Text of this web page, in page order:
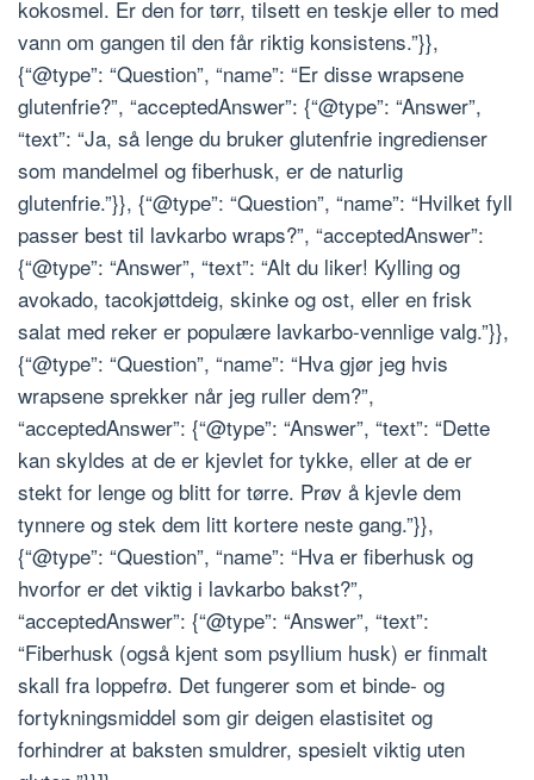
kokosmel. Er den for tørr, tilsett en teskje eller to med
vann om gangen til den får riktig konsistens.”}},
{“@type”: “Question”, “name”: “Er disse wrapsene
glutenfrie?”, “acceptedAnswer”: {“@type”: “Answer”,
“text”: “Ja, så lenge du bruker glutenfrie ingredienser
som mandelmel og fiberhusk, er de naturlig
glutenfrie.”}}, {“@type”: “Question”, “name”: “Hvilket fyll
passer best til lavkarbo wraps?”, “acceptedAnswer”:
{“@type”: “Answer”, “text”: “Alt du liker! Kylling og
avokado, tacokjøttdeig, skinke og ost, eller en frisk
salat med reker er populære lavkarbo-vennlige valg.”}},
{“@type”: “Question”, “name”: “Hva gjør jeg hvis
wrapsene sprekker når jeg ruller dem?”,
“acceptedAnswer”: {“@type”: “Answer”, “text”: “Dette
kan skyldes at de er kjevlet for tykke, eller at de er
stekt for lenge og blitt for tørre. Prøv å kjevle dem
tynnere og stek dem litt kortere neste gang.”}},
{“@type”: “Question”, “name”: “Hva er fiberhusk og
hvorfor er det viktig i lavkarbo bakst?”,
“acceptedAnswer”: {“@type”: “Answer”, “text”:
“Fiberhusk (også kjent som psyllium husk) er finmalt
skall fra loppefrø. Det fungerer som et binde- og
fortykningsmiddel som gir deigen elastisitet og
forhindrer at baksten smuldrer, spesielt viktig uten